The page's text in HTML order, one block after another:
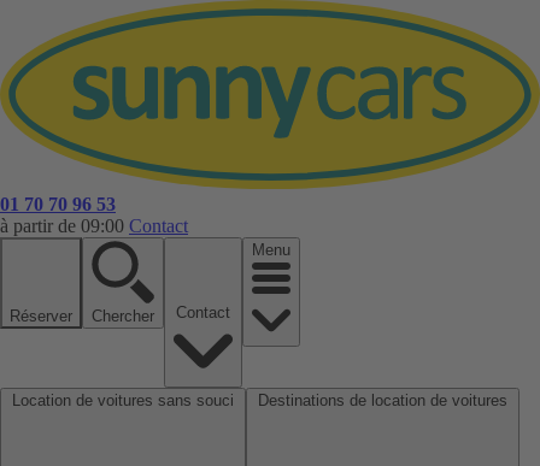
01 70 70 96 53
à partir de 09:00 Contact
Réserver Chercher
Menu